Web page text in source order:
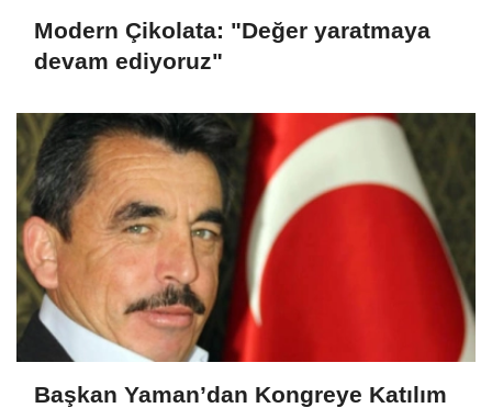
Modern Çikolata: "Değer yaratmaya
devam ediyoruz"
Başkan Yaman’dan Kongreye Katılım